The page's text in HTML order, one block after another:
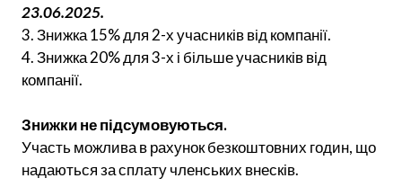
23.06.2025.
3. Знижка 15% для 2-х учасників від компанії.
4. Знижка 20% для 3-х і більше учасників від
компанії.
Знижки не підсумовуються.
Участь можлива в рахунок безкоштовних годин, що
надаються за сплату членських внесків.